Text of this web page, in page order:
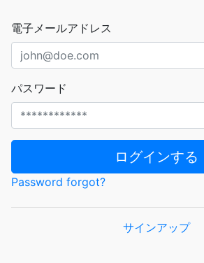
電子メールアドレス
パスワード
ログインする
Password forgot?
サインアップ